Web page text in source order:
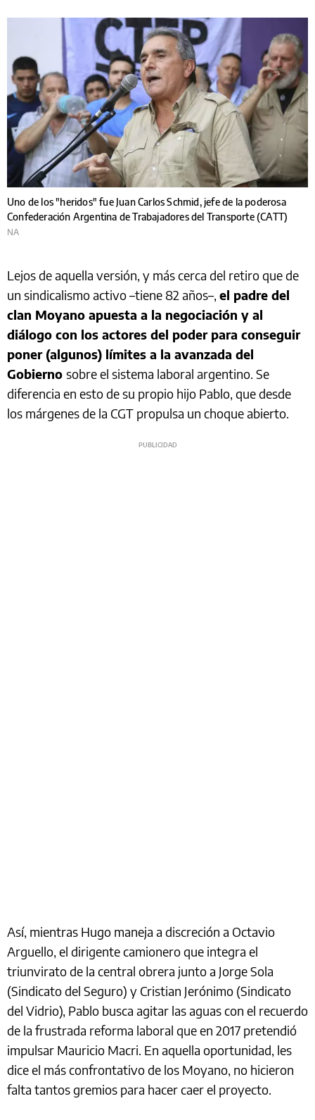
Uno de los "heridos" fue Juan Carlos Schmid, jefe de la poderosa
Confederación Argentina de Trabajadores del Transporte (CATT)
NA
Lejos de aquella versión, y más cerca del retiro que de
un sindicalismo activo –tiene 82 años–, el padre del
clan Moyano apuesta a la negociación y al
diálogo con los actores del poder para conseguir
poner (algunos) límites a la avanzada del
Gobierno sobre el sistema laboral argentino. Se
diferencia en esto de su propio hijo Pablo, que desde
los márgenes de la CGT propulsa un choque abierto.
Así, mientras Hugo maneja a discreción a Octavio
Arguello, el dirigente camionero que integra el
triunvirato de la central obrera junto a Jorge Sola
(Sindicato del Seguro) y Cristian Jerónimo (Sindicato
del Vidrio), Pablo busca agitar las aguas con el recuerdo
de la frustrada reforma laboral que en 2017 pretendió
impulsar Mauricio Macri. En aquella oportunidad, les
dice el más confrontativo de los Moyano, no hicieron
falta tantos gremios para hacer caer el proyecto.